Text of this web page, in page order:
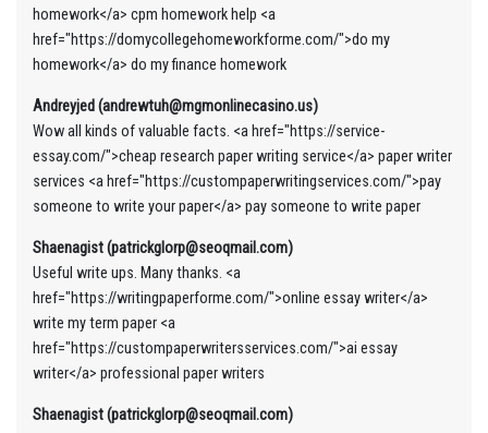
homework</a> cpm homework help <a
href="https://domycollegehomeworkforme.com/">do my
homework</a> do my finance homework
Andreyjed (andrewtuh@mgmonlinecasino.us)
Wow all kinds of valuable facts. <a href="https://service-
essay.com/">cheap research paper writing service</a> paper writer
services <a href="https://custompaperwritingservices.com/">pay
someone to write your paper</a> pay someone to write paper
Shaenagist (patrickglorp@seoqmail.com)
Useful write ups. Many thanks. <a
href="https://writingpaperforme.com/">online essay writer</a>
write my term paper <a
href="https://custompaperwritersservices.com/">ai essay
writer</a> professional paper writers
Shaenagist (patrickglorp@seoqmail.com)